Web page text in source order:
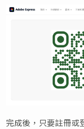
完成後，只要註冊或